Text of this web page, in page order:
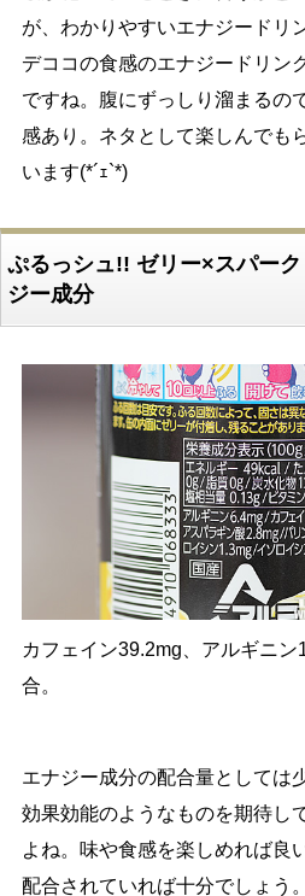
が、わかりやすいエナジードリ
デココの食感のエナジードリン
ですね。腹にずっしり溜まるの
感あり。ネタとして楽しんでも
います(*´ｪ`*)
ぷるっシュ!! ゼリー×スパー
ジー成分
カフェイン39.2mg、アルギニ
合。
エナジー成分の配合量としては
効果効能のようなものを期待し
よね。味や食感を楽しめれば良
配合されていれば十分でしょう。